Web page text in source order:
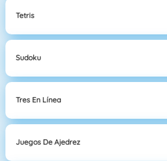
Tetris
Sudoku
Tres En Línea
Juegos De Ajedrez